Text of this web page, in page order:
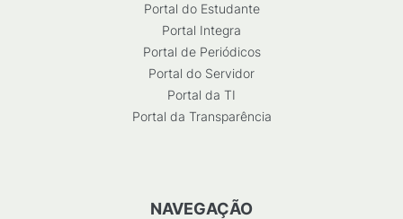
Portal do Estudante
Portal Integra
Portal de Periódicos
Portal do Servidor
Portal da TI
Portal da Transparência
NAVEGAÇÃO